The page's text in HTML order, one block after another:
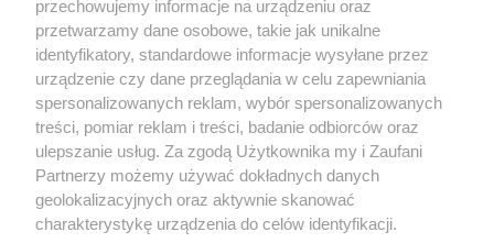
Internecie bez pisemnej zgody właściciela praw. Jakiekolwiek użycie
lub wykorzystanie utworów w całości lub w części z naruszeniem
prawa, tzn. bez właściwej zgody, jest zabronione pod groźbą kary i
może być ścigane prawnie.
O nas
przechowujemy informacje na urządzeniu oraz
przetwarzamy dane osobowe, takie jak unikalne
identyfikatory, standardowe informacje wysyłane przez
urządzenie czy dane przeglądania w celu zapewniania
spersonalizowanych reklam, wybór spersonalizowanych
treści, pomiar reklam i treści, badanie odbiorców oraz
ulepszanie usług. Za zgodą Użytkownika my i Zaufani
Partnerzy możemy używać dokładnych danych
geolokalizacyjnych oraz aktywnie skanować
charakterystykę urządzenia do celów identyfikacji.